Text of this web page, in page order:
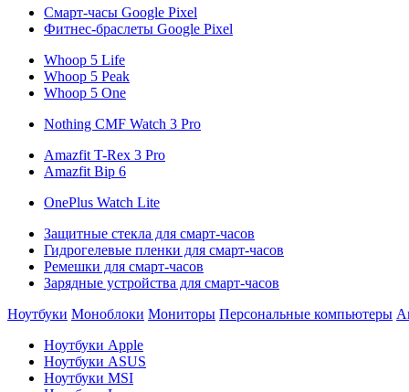
Смарт-часы Google Pixel
Фитнес-браслеты Google Pixel
Whoop 5 Life
Whoop 5 Peak
Whoop 5 One
Nothing CMF Watch 3 Pro
Amazfit T-Rex 3 Pro
Amazfit Bip 6
OnePlus Watch Lite
Защитные стекла для смарт-часов
Гидрогелевые пленки для смарт-часов
Ремешки для смарт-часов
Зарядные устройства для смарт-часов
Ноутбуки Моноблоки Мониторы Персональные компьютеры
Ноутбуки Apple
Ноутбуки ASUS
Ноутбуки MSI